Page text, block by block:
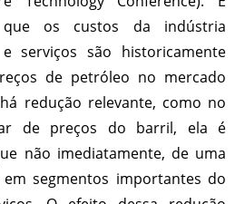
que os custos da indústria
serviços são historicamente
de petróleo no mercado
redução relevante, como no
de preços do barril, ela é
não imediatamente, de uma
segmentos importantes do